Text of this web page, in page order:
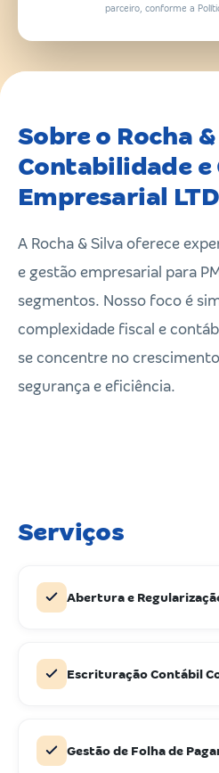
parceiro, conforme a
Sobre o Rocha
Contabilidade e
Empresarial
A Rocha & Silva oferece
e gestão empresarial para
segmentos. Nosso foco é
complexidade fiscal e
se concentre no
segurança e eficiência.
Serviços
Abertura e
Escrituração Contábil
Gestão de Folha de